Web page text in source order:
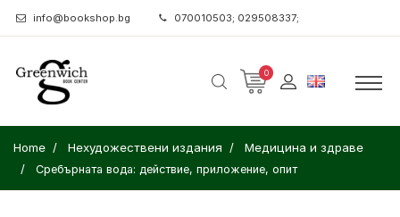
info@bookshop.bg 070010503; 029508337;
0
Home Нехудожествени издания Медицина и здраве
Сребърната вода: действие, приложение, опит